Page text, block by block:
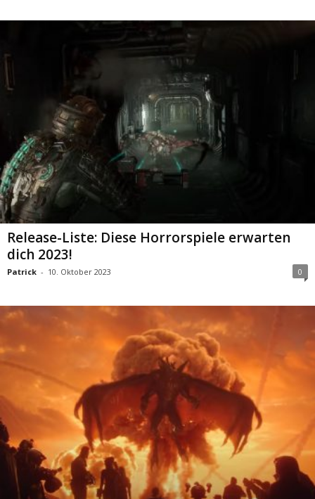
Release-Liste: Diese Horrorspiele erwarten
dich 2023!
Patrick - 10. Oktober 2023 0